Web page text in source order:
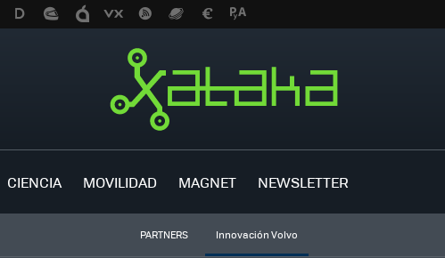
CIENCIA MOVILIDAD MAGNET NEWSLETTER
PARTNERS Innovación Volvo